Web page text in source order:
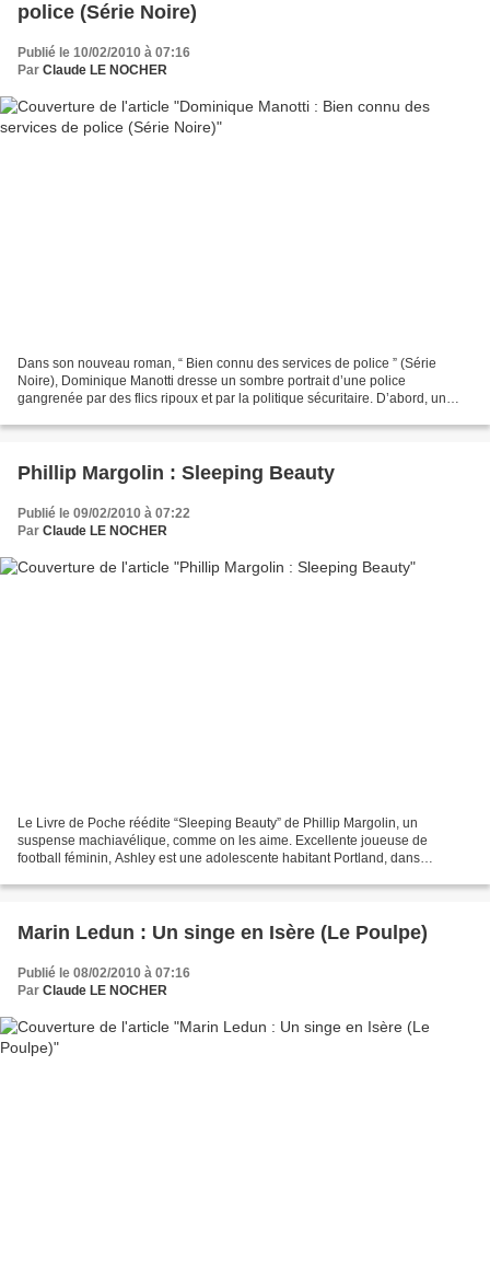
police (Série Noire)
Publié le 10/02/2010 à 07:16
Par Claude LE NOCHER
Dans son nouveau roman, “ Bien connu des services de police ” (Série
Noire), Dominique Manotti dresse un sombre portrait d’une police
gangrenée par des flics ripoux et par la politique sécuritaire. D’abord, un
Phillip Margolin : Sleeping Beauty
Publié le 09/02/2010 à 07:22
Par Claude LE NOCHER
Le Livre de Poche réédite “Sleeping Beauty” de Phillip Margolin, un
suspense machiavélique, comme on les aime. Excellente joueuse de
football féminin, Ashley est une adolescente habitant Portland, dans
Marin Ledun : Un singe en Isère (Le Poulpe)
Publié le 08/02/2010 à 07:16
Par Claude LE NOCHER